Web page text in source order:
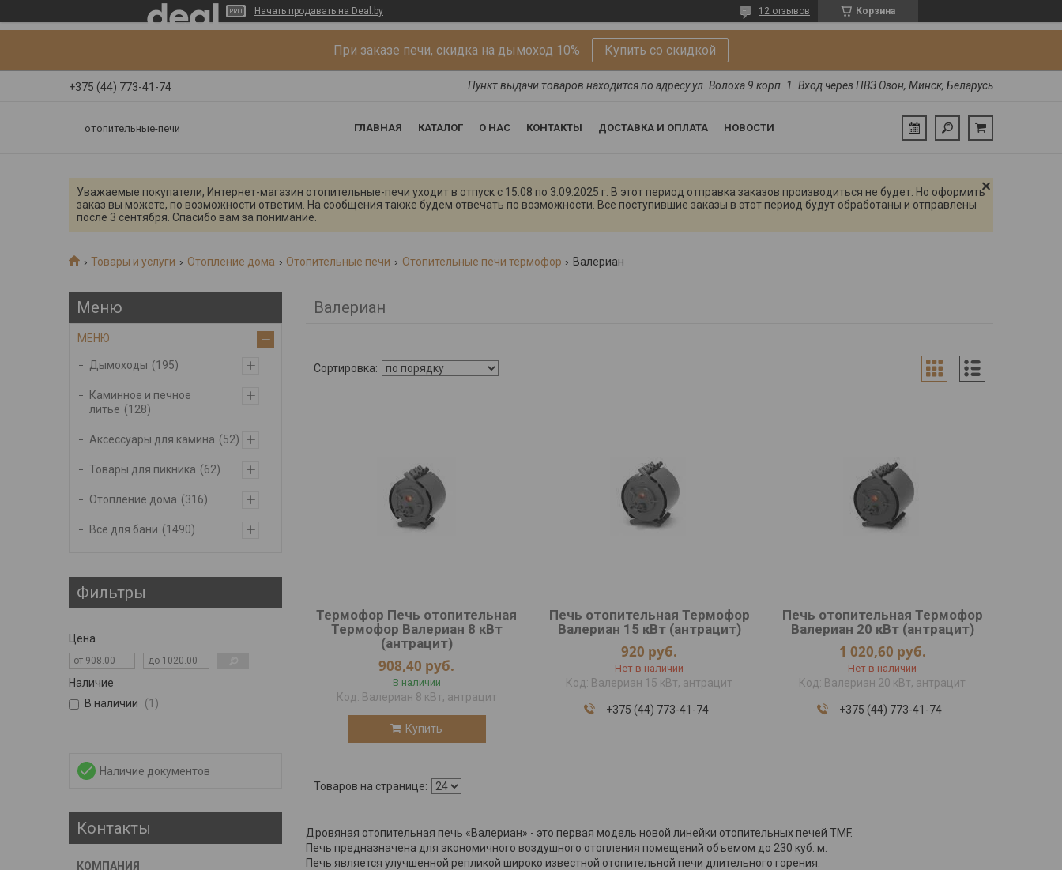
Начать продавать на Deal.by Корзина
12 отзывов
При заказе печи, скидка на дымоход 10% Купить со скидкой
+375 (44) 773-41-74 Пункт выдачи товаров находится по адресу ул. Волоха 9 корп. 1. Вход через ПВЗ Озон, Минск, Беларусь
отопительные-печи ГЛАВНАЯ КАТАЛОГ О НАС КОНТАКТЫ ДОСТАВКА И ОПЛАТА НОВОСТИ
Уважаемые покупатели, Интернет-магазин отопительные-печи уходит в отпуск с 15.08 по 3.09.2025 г. В этот период отправка заказов производиться не будет. Но оформить
заказ вы можете, по возможности ответим. На сообщения также будем отвечать по возможности. Все поступившие заказы в этот период будут обработаны и отправлены
после 3 сентября. Спасибо вам за понимание.
Товары и услуги Отопление дома Отопительные печи Отопительные печи термофор Валериан
Валериан
Термофор Печь отопительная
Термофор Валериан 8 кВт
(антрацит)
908,40 руб.
В наличии
Валериан 8 кВт, антрацит
Купить
Печь отопительная Термофор
Валериан 15 кВт (антрацит)
920 руб.
Нет в наличии
Валериан 15 кВт, антрацит
+375 (44) 773-41-74
Печь отопительная Термофор
Валериан 20 кВт (антрацит)
1 020,60 руб.
Нет в наличии
Валериан 20 кВт, антрацит
+375 (44) 773-41-74
Дровяная отопительная печь «Валериан» - это первая модель новой линейки отопительных печей TMF.
Печь предназначена для экономичного воздушного отопления помещений объемом до 230 куб. м.
Печь является улучшенной репликой широко известной отопительной печи длительного горения.
МЕНЮ
Дымоходы 195
Каминное и печное
литье
128
Аксессуары для камина 52
Товары для пикника 62
Отопление дома 316
Все для бани 1490
Фильтры
Цена
Наличие
В наличии
1
Наличие документов
Контакты